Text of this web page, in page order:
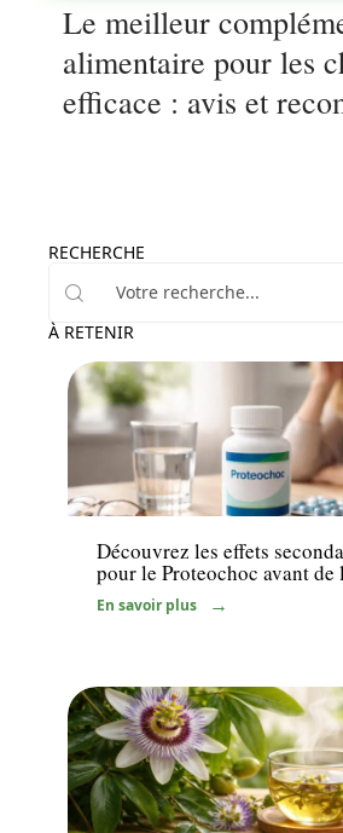
Le meilleur
alimentaire pour les
efficace : avis et
RECHERCHE
À RETENIR
Santé
Découvrez les effets
pour le Proteochoc avant
En savoir plus
Santé